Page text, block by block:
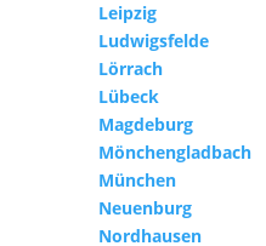
Leipzig
Ludwigsfelde
Lörrach
Lübeck
Magdeburg
Mönchengladbach
München
Neuenburg
Nordhausen